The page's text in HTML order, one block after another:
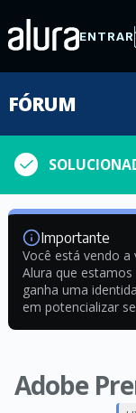
ENTRAR
FÓRUM
Importante
Você está vendo a
Alura que
ganha uma
em potencializar
Adobe